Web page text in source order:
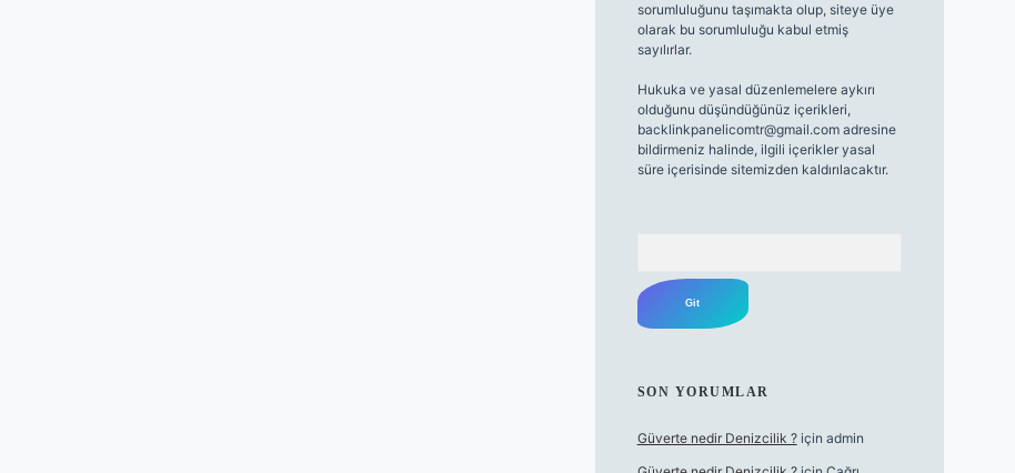
sorumluluğunu taşımakta olup, siteye üye
olarak bu sorumluluğu kabul etmiş
sayılırlar.
Hukuka ve yasal düzenlemelere aykırı
olduğunu düşündüğünüz içerikleri,
backlinkpanelicomtr@gmail.comadresine
bildirmeniz halinde, ilgili içerikler yasal
süre içerisinde sitemizden kaldırılacaktır.
SON YORUMLAR
Güverte nedir Denizcilik ?için admin